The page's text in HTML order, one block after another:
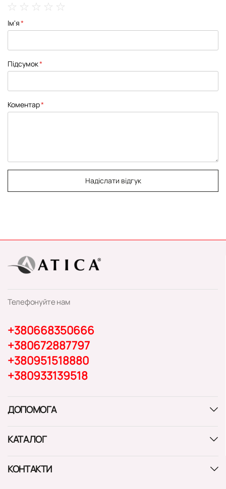
star
stars
stars
stars
stars
Ім'я
Підсумок
Коментар
Надіслати відгук
Телефонуйте нам
+380668350666
+380672887797
+380951518880
+380933139518
ДОПОМОГА
КАТАЛОГ
КОНТАКТИ